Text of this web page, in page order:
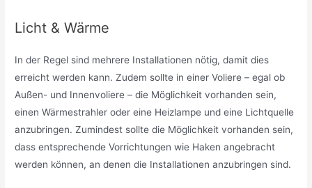
Licht & Wärme
In der Regel sind mehrere Installationen nötig, damit dies
erreicht werden kann. Zudem sollte in einer Voliere – egal ob
Außen- und Innenvoliere – die Möglichkeit vorhanden sein,
einen Wärmestrahler oder eine Heizlampe und eine Lichtquelle
anzubringen. Zumindest sollte die Möglichkeit vorhanden sein,
dass entsprechende Vorrichtungen wie Haken angebracht
werden können, an denen die Installationen anzubringen sind.